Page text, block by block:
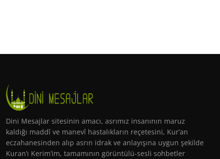
Dini Mesajlar sitesinin amacı, asrımız insanının maruz
kaldığı maddî ve manevî hastalıkların reçetesini, Kur’an
eczahanesinden alıp asrın idrak ve anlayışına uygun şekilde
Kuran’ı Kerim’im, tamamının görüntülü-sesli sohbetler